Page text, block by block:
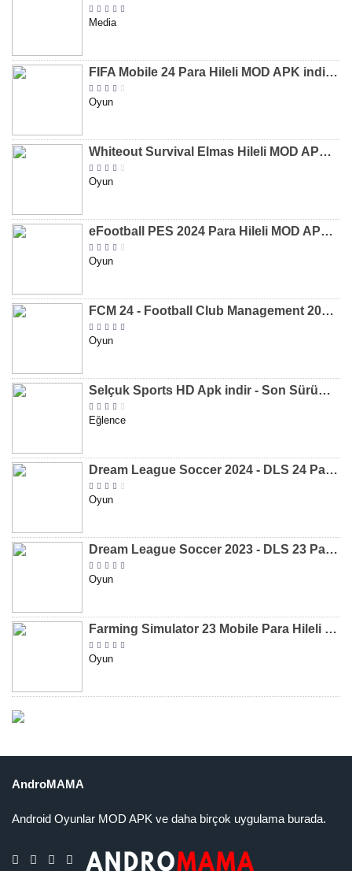
Media
FIFA Mobile 24 Para Hileli MOD APK indir [v20.1.02]
Oyun
Whiteout Survival Elmas Hileli MOD APK indir [v1.13.1]
Oyun
eFootball PES 2024 Para Hileli MOD APK indir [v8.2.0]
Oyun
FCM 24 - Football Club Management 2024 Para Hileli MOD APK indir [v1.0.4]
Oyun
Selçuk Sports HD Apk indir - Son Sürüm 2024 [2.0.1.9]
Eğlence
Dream League Soccer 2024 - DLS 24 Para Hileli MOD APK indir [v11.050]
Oyun
Dream League Soccer 2023 - DLS 23 Para Hileli MOD APK [v11.020]
Oyun
Farming Simulator 23 Mobile Para Hileli MOD APK indir [v0.0.0.8]
Oyun
AndroMAMA
Android Oyunlar MOD APK ve daha birçok uygulama burada.